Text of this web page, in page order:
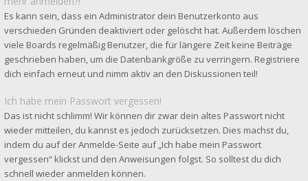
Es kann sein, dass ein Administrator dein Benutzerkonto aus
verschieden Gründen deaktiviert oder gelöscht hat. Außerdem löschen
viele Boards regelmäßig Benutzer, die für längere Zeit keine Beiträge
geschrieben haben, um die Datenbankgröße zu verringern. Registriere
dich einfach erneut und nimm aktiv an den Diskussionen teil!
Ich habe mein Passwort vergessen!
Das ist nicht schlimm! Wir können dir zwar dein altes Passwort nicht
wieder mitteilen, du kannst es jedoch zurücksetzen. Dies machst du,
indem du auf der Anmelde-Seite auf „Ich habe mein Passwort
vergessen“ klickst und den Anweisungen folgst. So solltest du dich
schnell wieder anmelden können.